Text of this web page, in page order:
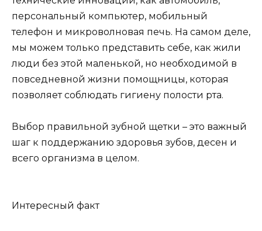
персональный компьютер, мобильный
телефон и микроволновая печь. На самом деле,
мы можем только представить себе, как жили
люди без этой маленькой, но необходимой в
повседневной жизни помощницы, которая
позволяет соблюдать гигиену полости рта.
Выбор правильной зубной щетки – это важный
шаг к поддержанию здоровья зубов, десен и
всего организма в целом.
Интересный факт